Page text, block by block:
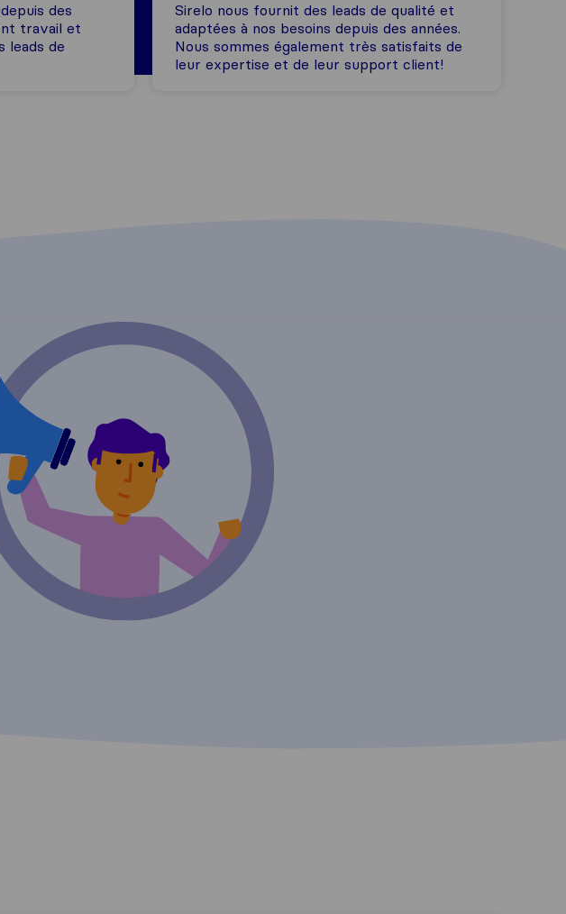
des
travail et
leads de
Sirelo nous fournit des leads de qualité et
adaptées à nos besoins depuis des années.
Nous sommes également très satisfaits de
leur expertise et de leur support client!